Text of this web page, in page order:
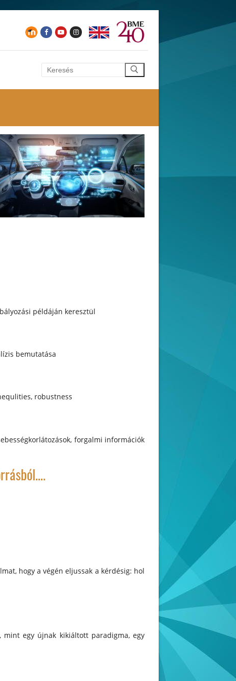
Keresése:
példáján keresztül
bemutatása
robustness
forgalmi információk
hogy a végén eljussak a kérdésig: hol
mint egy újnak kikiáltott paradigma, egy